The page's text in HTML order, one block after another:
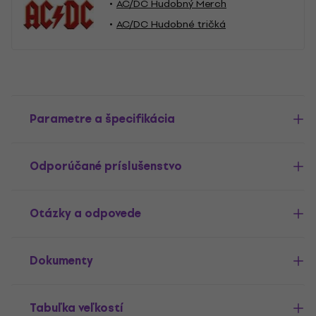
AC/DC Hudobný Merch
AC/DC Hudobné tričká
Parametre a špecifikácia
Odporúčané príslušenstvo
Otázky a odpovede
Dokumenty
Tabuľka veľkostí